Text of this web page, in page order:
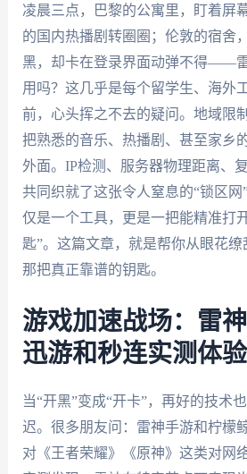
凌晨三点，巴黎的公寓里，盯着屏
的国内热播剧转圈圈；伦敦的宿舍
黑，却卡在登录界面动弹不得——
用吗？这几乎是每个留学生、海外
前，心头挥之不去的疑问。地域限
把熟悉的音乐、热播剧、甚至家乡
外面。IP检测、服务器物理距离、
共同织就了这张令人窒息的“锁区
仅是一个工具，更是一把能精准打
匙”。这篇文章，就是帮你从眼花缭
那把真正靠谱的钥匙。
游戏加速战场：雷神
迅游和秒连实测体验
当“开黑”变成“开卡”，再好的技术
迟。很多朋友问：雷神手游和柠檬
对《王者荣耀》《原神》这类对网